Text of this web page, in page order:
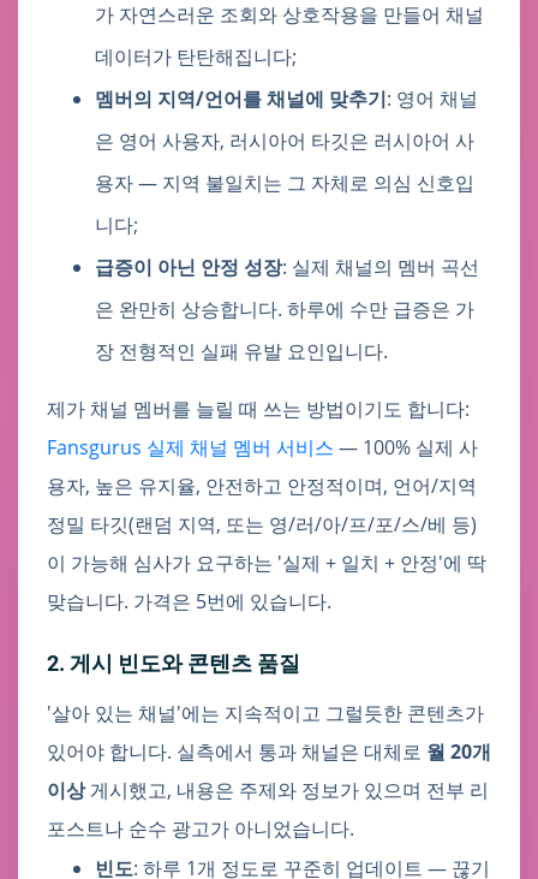
가 자연스러운 조회와 상호작용을 만들어 채널
데이터가 탄탄해집니다;
멤버의 지역/언어를 채널에 맞추기: 영어 채널
은 영어 사용자, 러시아어 타깃은 러시아어 사
용자 — 지역 불일치는 그 자체로 의심 신호입
니다;
급증이 아닌 안정 성장: 실제 채널의 멤버 곡선
은 완만히 상승합니다. 하루에 수만 급증은 가
장 전형적인 실패 유발 요인입니다.
제가 채널 멤버를 늘릴 때 쓰는 방법이기도 합니다:
Fansgurus 실제 채널 멤버 서비스 — 100% 실제 사
용자, 높은 유지율, 안전하고 안정적이며, 언어/지역
정밀 타깃(랜덤 지역, 또는 영/러/아/프/포/스/베 등)
이 가능해 심사가 요구하는 '실제 + 일치 + 안정'에 딱
맞습니다. 가격은 5번에 있습니다.
2. 게시 빈도와 콘텐츠 품질
'살아 있는 채널'에는 지속적이고 그럴듯한 콘텐츠가
있어야 합니다. 실측에서 통과 채널은 대체로 월 20개
이상게시했고, 내용은 주제와 정보가 있으며 전부 리
포스트나 순수 광고가 아니었습니다.
빈도: 하루 1개 정도로 꾸준히 업데이트 — 끊기